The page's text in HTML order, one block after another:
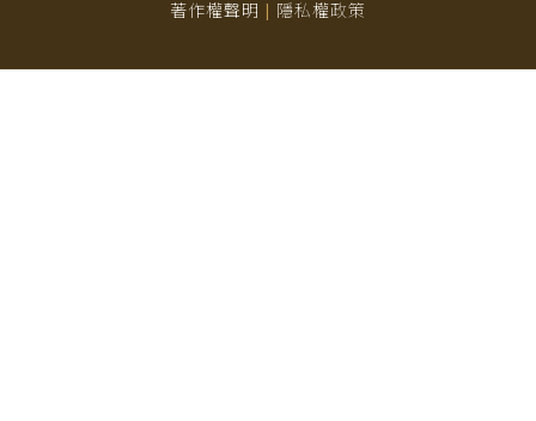
著作權聲明 | 隱私權政策